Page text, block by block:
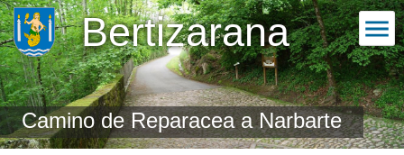
Camino de Reparacea a Narbarte
Bertizarana